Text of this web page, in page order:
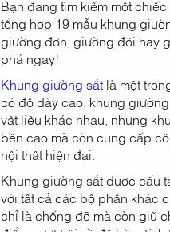
Bạn đang tìm kiếm một
tổng hợp 19 mẫu khung
giường đơn, giường đôi hay
phá ngay!
Khung giường sắtlà một
có độ dày cao, khung
vật liệu khác nhau, nhưng
bền cao mà còn cung cấp
nội thất hiện đại.
Khung giường sắt được cấu
với tất cả các bộ phận khác
chỉ là chống đỡ mà còn giữ